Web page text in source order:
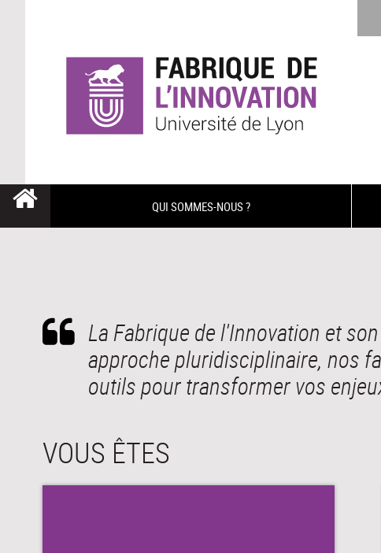
QUI SOMMES-NOUS ?
La Fabrique de l'Innovation et
approche pluridisciplinaire, nos
outils pour transformer vos
VOUS ÊTES